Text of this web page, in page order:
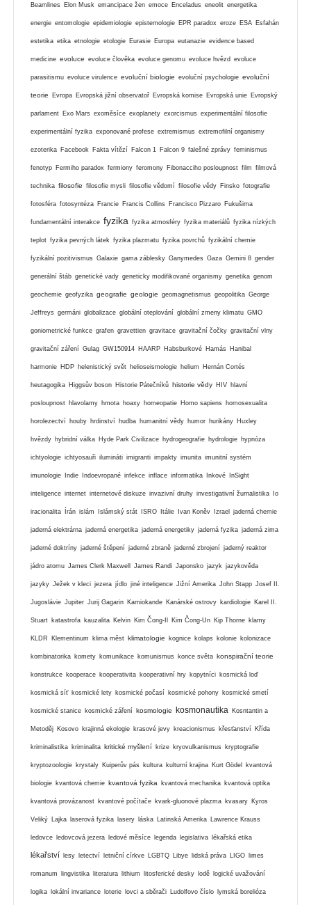
Beamlines Elon Musk emancipace žen emoce Enceladus eneolit energetika
energie entomologie epidemiologie epistemologie EPR paradox eroze ESA Esfahán
estetika etika etnologie etologie Eurasie Europa eutanazie evidence based
medicine evoluce evoluce člověka evoluce genomu evoluce hvězd evoluce
parasitismu evoluce virulence evoluční biologie evoluční psychologie evoluční
teorie Evropa Evropská jižní observatoř Evropská komise Evropská unie Evropský
parlament Exo Mars exoměsíce exoplanety exorcismus experimentální filosofie
experimentální fyzika exponované profese extremismus extremofilní organismy
ezoterika Facebook Fakta vítězí Falcon 1 Falcon 9 falešné zprávy feminismus
fenotyp Fermiho paradox fermiony feromony Fibonacciho posloupnost film filmová
technika filosofie filosofie mysli filosofie vědomí filosofie vědy Finsko fotografie
fotosféra fotosyntéza Francie Francis Collins Francisco Pizzaro Fukušima
fundamentální interakce fyzika fyzika atmosféry fyzika materiálů fyzika nízkých
teplot fyzika pevných látek fyzika plazmatu fyzika povrchů fyzikální chemie
fyzikální pozitivismus Galaxie gama záblesky Ganymedes Gaza Gemini 8 gender
generální štáb genetické vady geneticky modifikované organismy genetika genom
geochemie geofyzika geografie geologie geomagnetismus geopolitika George
Jeffreys germáni globalizace globální oteplování globální zmeny klimatu GMO
goniometrické funkce grafen gravettien gravitace gravitační čočky gravitační vlny
gravitační záření Gulag GW150914 HAARP Habsburkové Hamás Hanibal
harmonie HDP helenistický svět helioseismologie helium Hernán Cortés
heutagogika Higgsův boson Historie Pátečníků historie vědy HIV hlavní
posloupnost hlavolamy hmota hoaxy homeopatie Homo sapiens homosexualita
horolezectví houby hrdinství hudba humanitní vědy humor hurikány Huxley
hvězdy hybridní válka Hyde Park Civilizace hydrogeografie hydrologie hypnóza
ichtyologie ichtyosauři ilumináti imigranti impakty imunita imunitní systém
imunologie Indie Indoevropané infekce inflace informatika Inkové InSight
inteligence internet internetové diskuze invazivní druhy investigativní žurnalistika Io
iracionalita Írán islám Islámský stát ISRO Itálie Ivan Koněv Izrael jaderná chemie
jaderná elektrárna jaderná energetika jaderná energetiky jaderná fyzika jaderná zima
jaderné doktríny jaderné štěpení jaderné zbraně jaderné zbrojení jaderný reaktor
jádro atomu James Clerk Maxwell James Randi Japonsko jazyk jazykověda
jazyky Ježek v kleci jezera jídlo jiné inteligence Jižní Amerika John Stapp Josef II.
Jugoslávie Jupiter Jurij Gagarin Kamiokande Kanárské ostrovy kardiologie Karel II.
Stuart katastrofa kauzalita Kelvin Kim Čong-Il Kim Čong-Un Kip Thorne klamy
KLDR Klementinum klima měst klimatologie kognice kolaps kolonie kolonizace
kombinatorika komety komunikace komunismus konce světa konspirační teorie
konstrukce kooperace kooperativita kooperativní hry kopytníci kosmická loď
kosmická síť kosmické lety kosmické počasí kosmické pohony kosmické smetí
kosmické stanice kosmické záření kosmologie kosmonautika Kosntantin a
Metoděj Kosovo krajinná ekologie krasové jevy kreacionismus křesťanství Křída
kriminalistika kriminalita kritické myšlení krize kryovulkanismus kryptografie
kryptozoologie krystaly Kuiperův pás kultura kulturní krajina Kurt Gödel kvantová
biologie kvantová chemie kvantová fyzika kvantová mechanika kvantová optika
kvantová provázanost kvantové počítače kvark-gluonové plazma kvasary Kyros
Veliký Lajka laserová fyzika lasery láska Latinská Amerika Lawrence Krauss
ledovce ledovcová jezera ledové měsíce legenda legislativa lékařská etika
lékařství lesy letectví letniční církve LGBTQ Libye lidská práva LIGO limes
romanum lingvistika literatura lithium litosferické desky lodě logické uvažování
logika lokální invariance loterie lovci a sběrači Ludolfovo číslo lymská borelióza